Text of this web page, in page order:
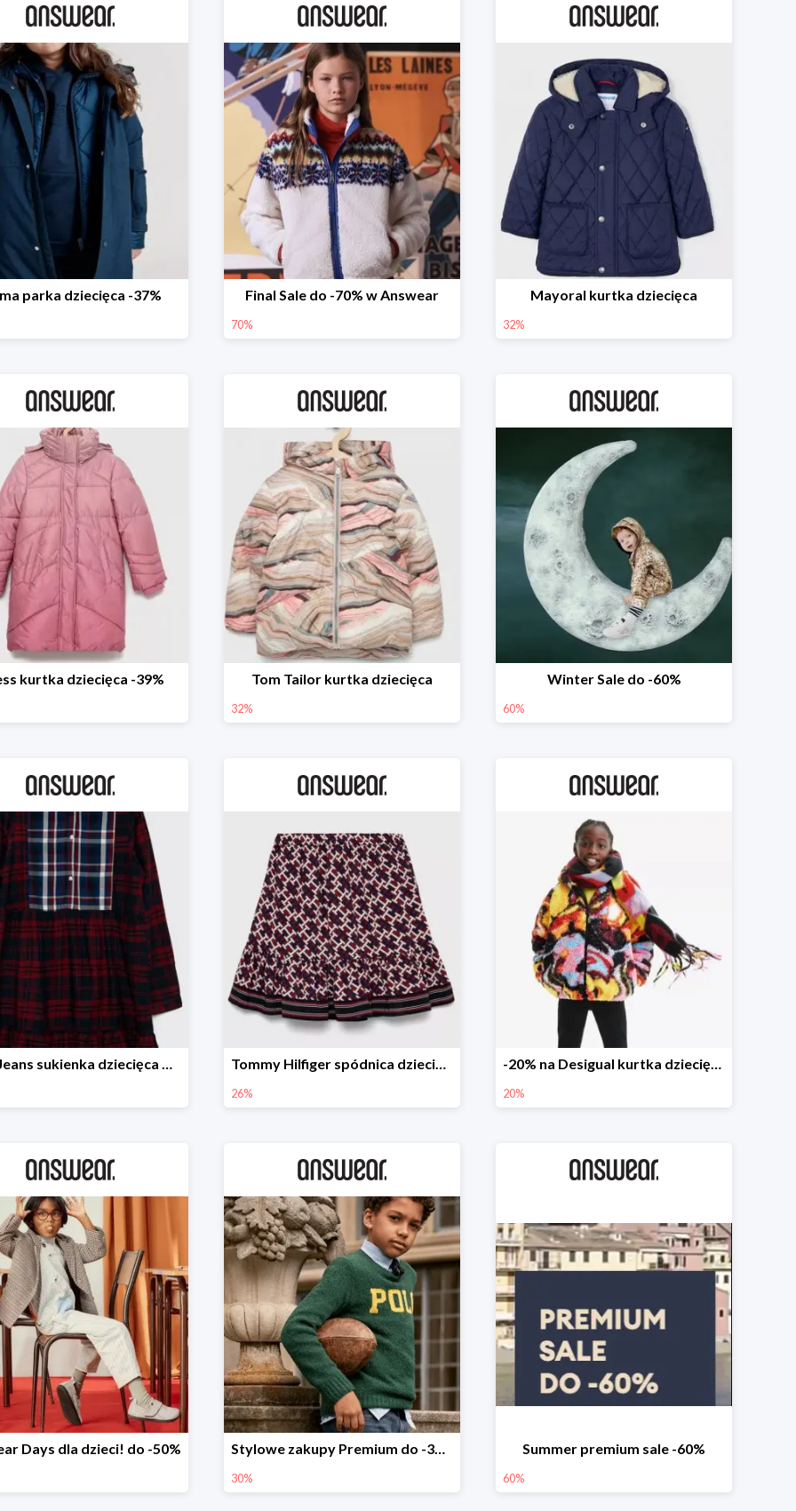
parka dziecięca -37% Final Sale do -70% w Answear
70%
Mayoral kurtka dziecięca
32%
kurtka dziecięca -39% Tom Tailor kurtka dziecięca
32%
Winter Sale do -60%
60%
Pepe Jeans sukienka dziecięca Zuzane Tommy Hilfiger spódnica dziecięca
26%
-20% na Desigual kurtka dziecięca
20%
Days dla dzieci! do -50% Stylowe zakupy Premium do -30%
30%
Summer premium sale -60%
60%